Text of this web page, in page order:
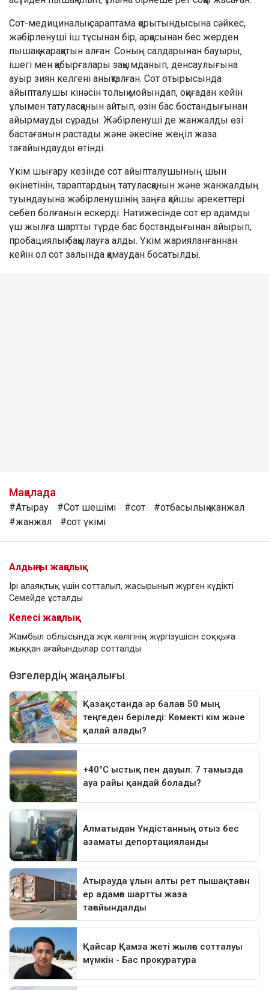
Сот-медициналық сараптама қорытындысына сәйкес,
жәбірленуші іш тұсынан бір, арқасынан бес жерден
пышақ жарақатын алған. Соның салдарынан бауыры,
ішегі мен қабырғалары зақымданып, денсаулығына
ауыр зиян келгені анықталған. Сот отырысында
айыпталушы кінәсін толық мойындап, оқиғадан кейін
ұлымен татуласқанын айтып, өзін бас бостандығынан
айырмауды сұрады. Жәбірленуші де жанжалды өзі
бастағанын растады және әкесіне жеңіл жаза
тағайындауды өтінді.
Үкім шығару кезінде сот айыпталушының шын
өкінетінін, тараптардың татуласқанын және жанжалдың
туындауына жәбірленушінің заңға қайшы әрекеттері
себеп болғанын ескерді. Нәтижесінде сот ер адамды
үш жылға шартты түрде бас бостандығынан айырып,
пробациялық бақылауға алды. Үкім жарияланғаннан
кейін ол сот залында қамаудан босатылды.
Мақалада
#Атырау #Сот шешімі #сот
#отбасылық жанжал
#жанжал
#сот үкімі
Алдыңғы жаңалық
Ірі алаяқтық үшін сотталып, жасырынып жүрген күдікті
Семейде ұсталды
Келесі жаңалық
Жамбыл облысында жүк көлігінің жүргізушісін соққыға
жыққан ағайындылар сотталды